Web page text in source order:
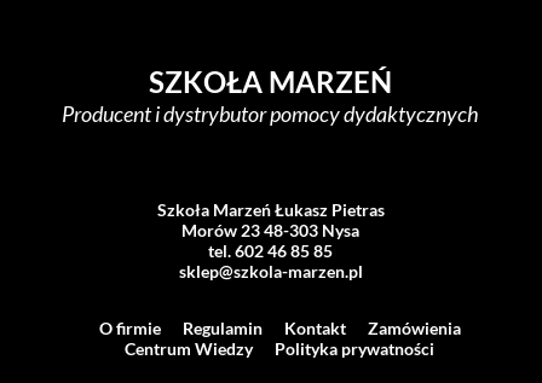
SZKOŁA MARZEŃ
Producent i dystrybutor pomocy dydaktycznych
Szkoła Marzeń Łukasz Pietras
Morów 23 48-303 Nysa
tel. 602 46 85 85
sklep@szkola-marzen.pl
O firmie Regulamin Kontakt
Zamówienia
Centrum Wiedzy
Polityka prywatności